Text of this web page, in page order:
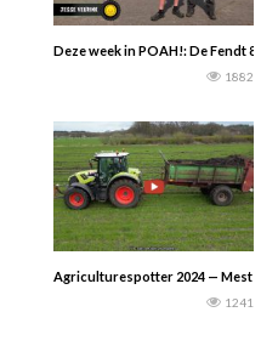
Deze week in POAH!: De Fendt
1882
Agriculturespotter 2024 — Mest
1241